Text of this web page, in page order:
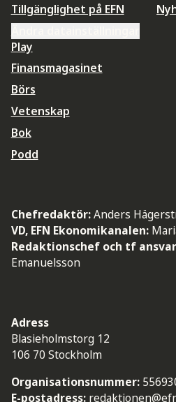
Tillgänglighet på EFN
Play
Finansmagasinet
Börs
Vetenskap
Bok
Podd
Chefredaktör:Anders
VD, EFN Ekonomikanalen:
Redaktionschef och tf
Emanuelsson
Adress
Blasieholmstorg 12
106 70 Stockholm
Organisationsnummer:
E-postadress: